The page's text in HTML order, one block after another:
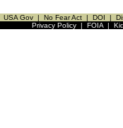
USA Gov | No Fear Act | DOI |
Privacy Policy| FOIA|